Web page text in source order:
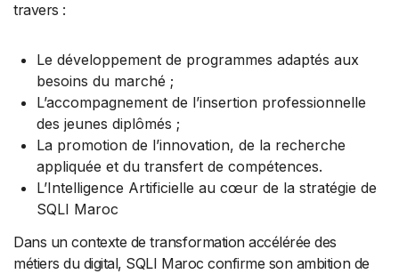
travers :
Le développement de programmes adaptés aux
besoins du marché ;
L’accompagnement de l’insertion professionnelle
des jeunes diplômés ;
La promotion de l’innovation, de la recherche
appliquée et du transfert de compétences.
L’Intelligence Artificielle au cœur de la stratégie de
SQLI Maroc
Dans un contexte de transformation accélérée des
métiers du digital, SQLI Maroc confirme son ambition de